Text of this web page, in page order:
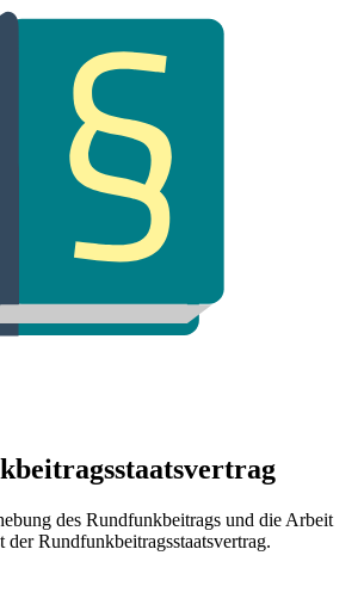
des Rundfunkbeitrags und die Arbeit
der Rundfunkbeitragsstaatsvertrag.